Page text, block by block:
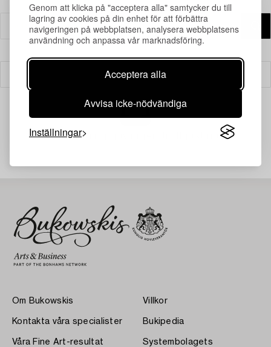
Genom att klicka på "acceptera alla" samtycker du till
lagring av cookies på din enhet för att förbättra
navigeringen på webbplatsen, analysera webbplatsens
användning och anpassa vår marknadsföring.
Acceptera alla
Avvisa icke-nödvändiga
Inställningar
Filter
Din sökning gav ingen träff just nu.
Om Bukowskis
Kontakta våra specialister
Våra Fine Art-resultat
Villkor
Bukipedia
Systembolagets